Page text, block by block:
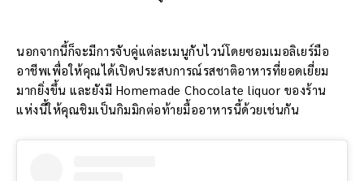
นอกจากนี้ก็จะมีการจับคู่แต่ละเมนูกับไวน์โดยซอมเมอลิเยร์มือ
อาชีพเพื่อให้คุณได้เปิดประสบการณ์รสชาติอาหารที่ยอดเยี่ยม
มากยิ่งขึ้น และยังมี Homemade Chocolate liquor ของร้าน
แห่งนี้ให้คุณชิมเป็นกิมมิกต่อท้ายมื้ออาหารนี้ด้วยเช่นกัน